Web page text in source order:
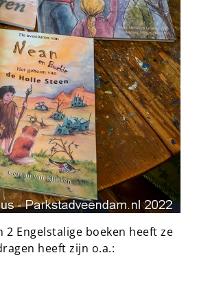
Engelstalige boeken heeft ze
heeft zijn o.a.: